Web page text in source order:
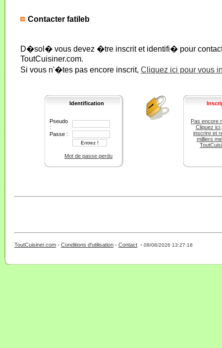
Contacter fatileb
D�sol� vous devez �tre inscrit et identifi� pour
ToutCuisiner.com.
Si vous n'�tes pas encore inscrit, Cliquez ici pour vous
Identification
Pseudo
:
Passe :
Mot de passe perdu
Pas encore
Cliquez ici
inscrire et
milliers
ToutCuisiner.com - Conditions d'utilisation - Contact - 08/08/2026 13:27:18